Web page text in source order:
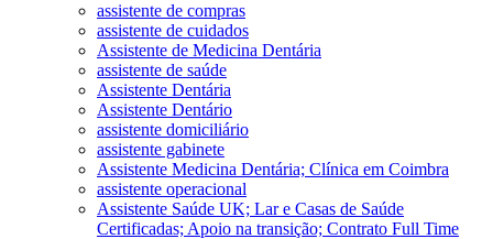
assistente de compras
assistente de cuidados
Assistente de Medicina Dentária
assistente de saúde
Assistente Dentária
Assistente Dentário
assistente domiciliário
assistente gabinete
Assistente Medicina Dentária; Clínica em Coimbra
assistente operacional
Assistente Saúde UK; Lar e Casas de Saúde
Certificadas; Apoio na transição; Contrato Full Time